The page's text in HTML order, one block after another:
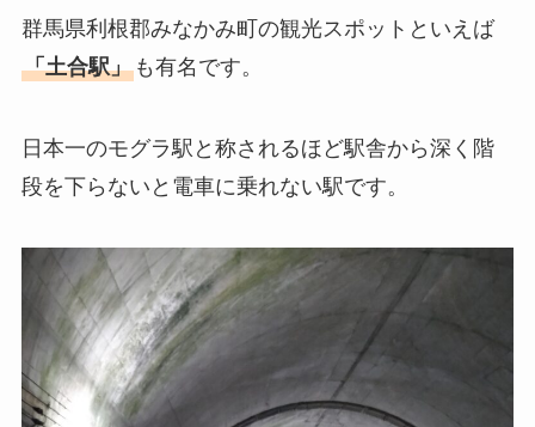
群馬県利根郡みなかみ町の観光スポットといえば
「土合駅」も有名です。
日本一のモグラ駅 と称されるほど駅舎から深く階
段を下らないと電車に乗れない駅です。